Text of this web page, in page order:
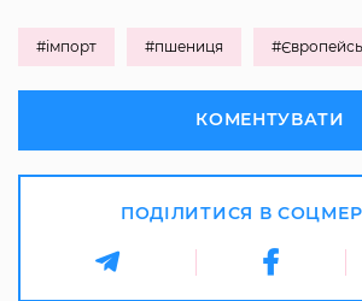
#імпорт #пшениця
КОМЕНТУВАТИ
ПОДІЛИТИСЯ В